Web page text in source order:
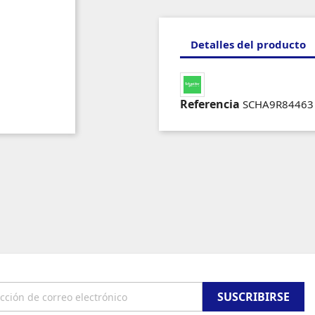
Detalles del producto
Referencia SCHA9R84463